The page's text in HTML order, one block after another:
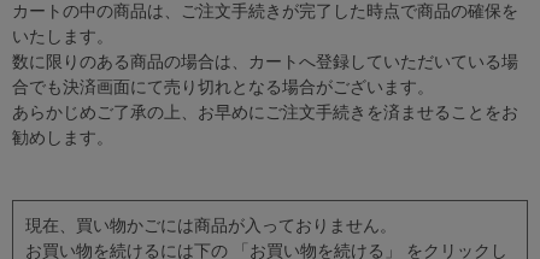
カートの中の商品は、ご注文手続きが完了した時点で商品の確保を
いたします。
数に限りのある商品の場合は、カートへ登録していただいている場
合でも決済画面にて売り切れとなる場合がございます。
あらかじめご了承の上、お早めにご注文手続きを済ませることをお
勧めします。
現在、買い物かごには商品が入っておりません。
お買い物を続けるには下の 「お買い物を続ける」 をクリックし